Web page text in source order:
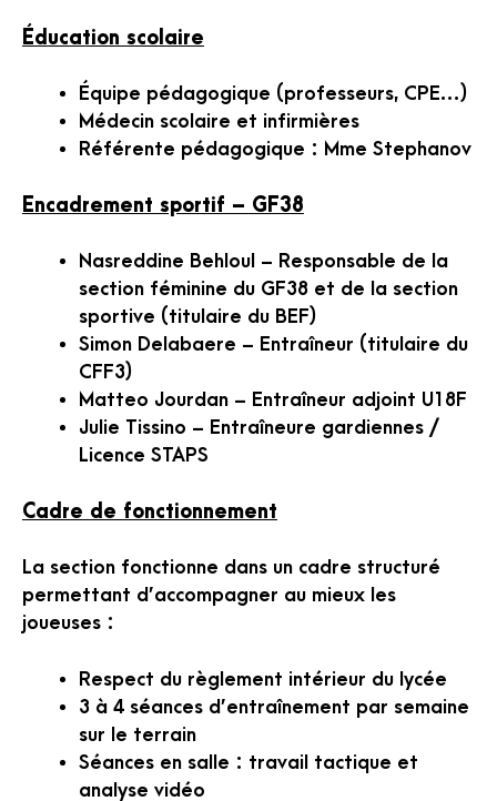
Éducation scolaire
Équipe pédagogique (professeurs, CPE…)
Médecin scolaire et infirmières
Référente pédagogique : Mme Stephanov
Encadrement sportif – GF38
Nasreddine Behloul – Responsable de la
section féminine du GF38 et de la section
sportive (titulaire du BEF)
Simon Delabaere – Entraîneur (titulaire du
CFF3)
Matteo Jourdan – Entraîneur adjoint U18F
Julie Tissino – Entraîneure gardiennes /
Licence STAPS
Cadre de fonctionnement
La section fonctionne dans un cadre structuré
permettant d’accompagner au mieux les
joueuses :
Respect du règlement intérieur du lycée
3 à 4 séances d’entraînement par semaine
sur le terrain
Séances en salle : travail tactique et
analyse vidéo